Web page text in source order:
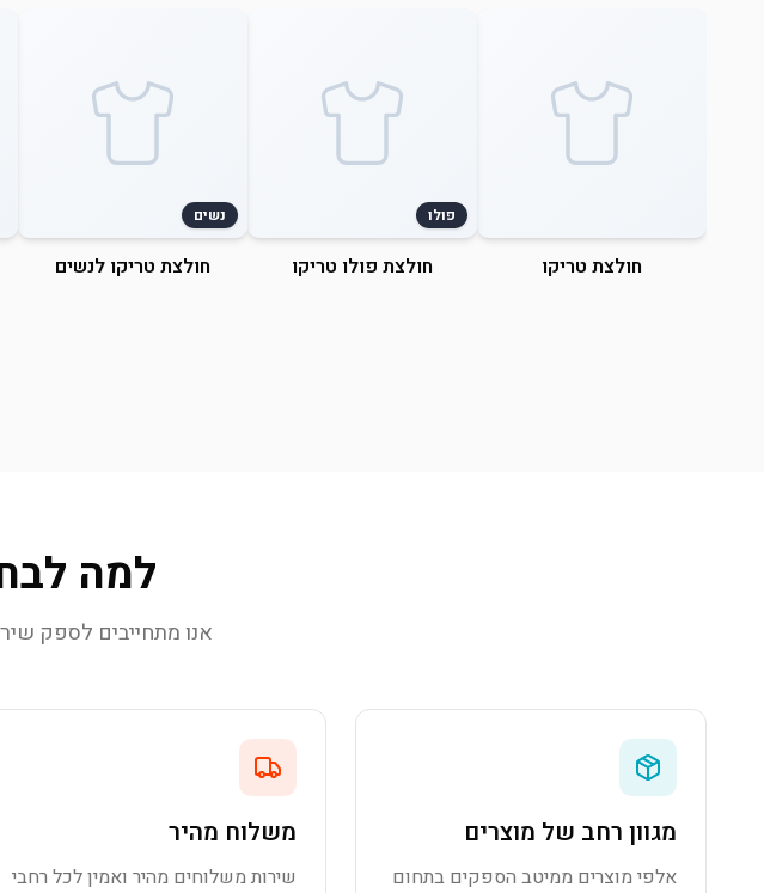
חולצת טריקו
פולו
חולצת פולו טריקו
נשים
חולצת טריקו לנשים
למה
אנו מתחייבים לספק
מגוון רחב של מוצרים
אלפי מוצרים ממיטב הספקים בתחום
משלוח מהיר
שירות משלוחים מהיר ואמין לכל רחבי